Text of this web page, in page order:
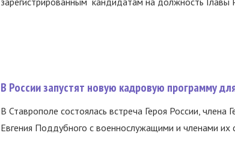
В России запустят новую кадровую программу
В Ставрополе состоялась встреча Героя России, члена
Евгения Поддубного с военнослужащими и членами их